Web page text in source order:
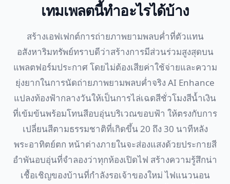
เทมเพลตนี้ทำอะไรได้บ้าง
สร้างเอฟเฟกต์การถ่ายภาพยามพลบค่ำที่ตัวแทน
อสังหาริมทรัพย์ทราบดีว่าสร้างการมีส่วนร่วมสูงสุดบน
แพลตฟอร์มประกาศ โดยไม่ต้องเสียค่าใช้จ่ายและความ
ยุ่งยากในการนัดถ่ายภาพยามพลบค่ำจริง AI Enhance
แปลงท้องฟ้ากลางวันให้เป็นการไล่เฉดสีชั่วโมงสีน้ำเงิน
ที่เข้มข้นพร้อมโทนสีอบอุ่นบริเวณขอบฟ้า ให้ตรงกับการ
เปลี่ยนสีตามธรรมชาติที่เกิดขึ้น 20 ถึง 30 นาทีหลัง
พระอาทิตย์ตก หน้าต่างภายในจะส่องแสงด้วยประกายสี
อำพันอบอุ่นที่จำลองว่าทุกห้องเปิดไฟ สร้างความรู้สึกน่า
เชื้อเชิญของบ้านที่กำลังรอเจ้าของใหม่ ไฟแนวนอน